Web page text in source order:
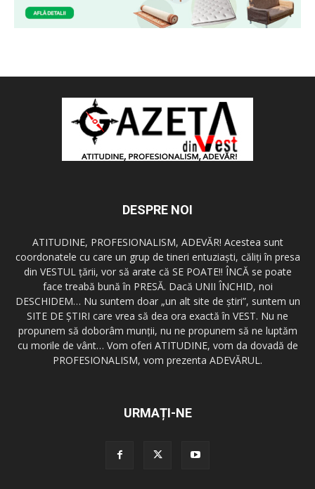
DESPRE NOI
ATITUDINE, PROFESIONALISM, ADEVĂR! Acestea sunt
coordonatele cu care un grup de tineri entuziaşti, căliţi în presa
din VESTUL ţării, vor să arate că SE POATE!! ÎNCĂ se poate
face treabă bună în PRESĂ. Dacă UNII ÎNCHID, noi
DESCHIDEM… Nu suntem doar „un alt site de ştiri”, suntem un
SITE DE ŞTIRI care vrea să dea ora exactă în VEST. Nu ne
propunem să doborâm munţii, nu ne propunem să ne luptăm
cu morile de vânt… Vom oferi ATITUDINE, vom da dovadă de
PROFESIONALISM, vom prezenta ADEVĂRUL.
URMAȚI-NE